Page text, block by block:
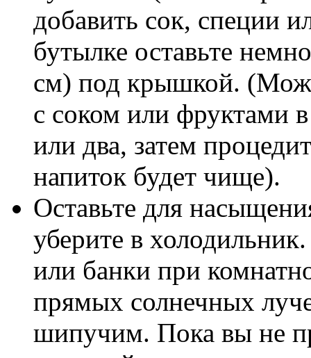
добавить сок, специи
бутылке оставьте
см) под крышкой.
с соком или фруктами
или два, затем
напиток будет чище).
Оставьте для
уберите в
или банки при
прямых солнечных
шипучим. Пока вы не